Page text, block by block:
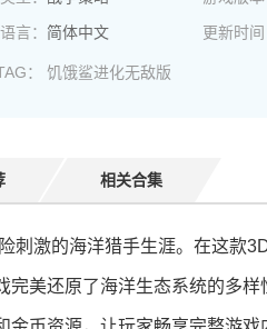
言： 简体中文 更新时间
： 饥饿鲨进化无敌版
相关合集
刺激的海洋猎手生涯。在这款
完美还原了海洋生态系统的多